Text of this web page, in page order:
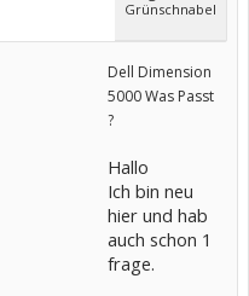
Grünschnabel
Dell Dimension
5000 Was Passt
?
Hallo
Ich bin neu
hier und hab
auch schon 1
frage.